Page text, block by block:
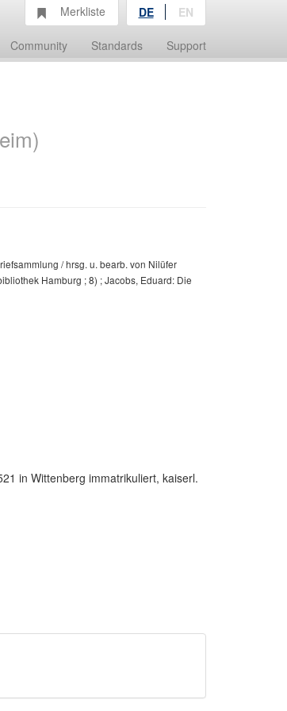
Community Standards Support
Merkliste DE EN
/ hrsg. u. bearb. von Nilüfer
Hamburg ; 8) ; Jacobs, Eduard: Die
in Wittenberg immatrikuliert, kaiserl.